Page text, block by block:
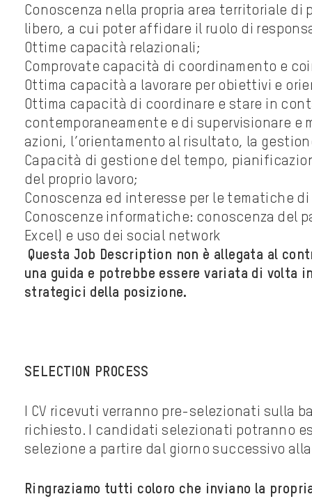
Conoscenza nella propria area territoriale
libero, a cui poter affidare il ruolo di
Ottime capacità relazionali;
Comprovate capacità di coordinamento e
Ottima capacità a lavorare per obiettivi e
Ottima capacità di coordinare e stare in
contemporaneamente e di supervisionare e
azioni, l’orientamento al risultato, la
Capacità di gestione del tempo,
del proprio lavoro;
Conoscenza ed interesse per le tematiche
Conoscenze informatiche: conoscenza del
Excel) e uso dei social network
Questa Job Description non è allegata al
una guida e potrebbe essere variata di volta
strategici della posizione.
SELECTION PROCESS
I CV ricevuti verranno pre-selezionati sulla
richiesto. I candidati selezionati potranno
selezione a partire dal giorno successivo
Ringraziamo tutti coloro che inviano la